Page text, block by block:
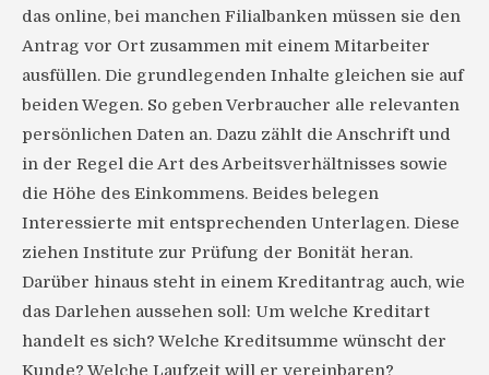
das online, bei manchen Filialbanken müssen sie den
Antrag vor Ort zusammen mit einem Mitarbeiter
ausfüllen. Die grundlegenden Inhalte gleichen sie auf
beiden Wegen. So geben Verbraucher alle relevanten
persönlichen Daten an. Dazu zählt die Anschrift und
in der Regel die Art des Arbeitsverhältnisses sowie
die Höhe des Einkommens. Beides belegen
Interessierte mit entsprechenden Unterlagen. Diese
ziehen Institute zur Prüfung der Bonität heran.
Darüber hinaus steht in einem Kreditantrag auch, wie
das Darlehen aussehen soll: Um welche Kreditart
handelt es sich? Welche Kreditsumme wünscht der
Kunde? Welche Laufzeit will er vereinbaren?